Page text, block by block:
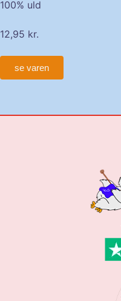
100% uld
12,95 kr.
se varen